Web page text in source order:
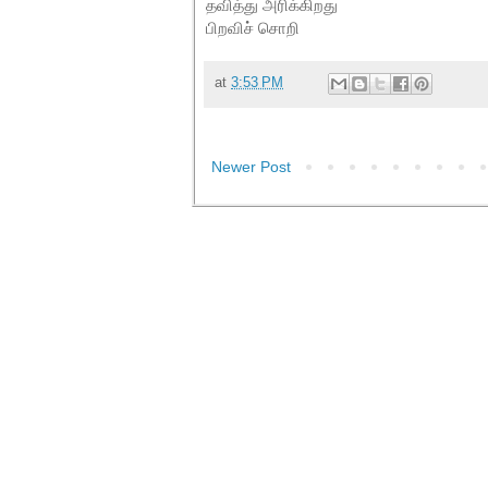
தவித்து அரிக்கிறது
பிறவிச் சொறி
at 3:53 PM
Newer Post